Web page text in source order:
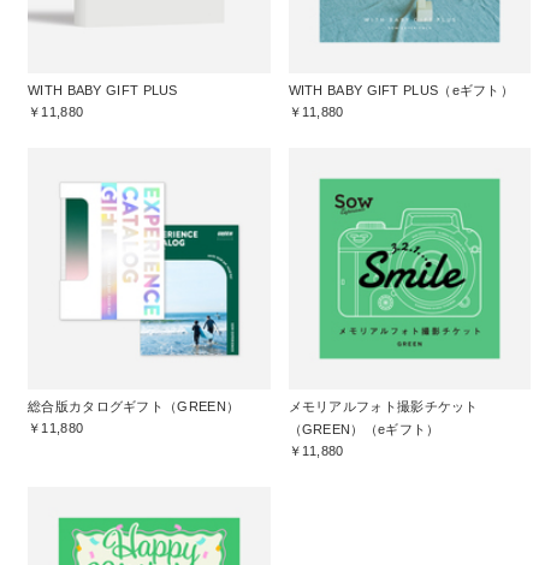
WITH BABY GIFT PLUS
￥11,880
WITH BABY GIFT PLUS（eギフト）
￥11,880
総合版カタログギフト（GREEN）
￥11,880
メモリアルフォト撮影チケット
（GREEN）（eギフト）
￥11,880